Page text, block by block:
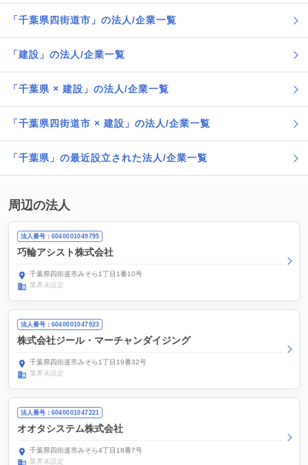
「千葉県四街道市」の法人/企業一覧
「建設」の法人/企業一覧
「千葉県 × 建設」の法人/企業一覧
「千葉県四街道市 × 建設」の法人/企業一覧
「千葉県」の最近設立された法人/企業一覧
周辺の法人
法人番号：6040001049795
巧輪アシスト株式会社
千葉県四街道市みそら1丁目1番10号
業界未設定
法人番号：6040001047923
株式会社ジール・マーチャンダイジング
千葉県四街道市みそら1丁目19番32号
業界未設定
法人番号：6040001047221
オオタシステム株式会社
千葉県四街道市みそら4丁目18番7号
業界未設定